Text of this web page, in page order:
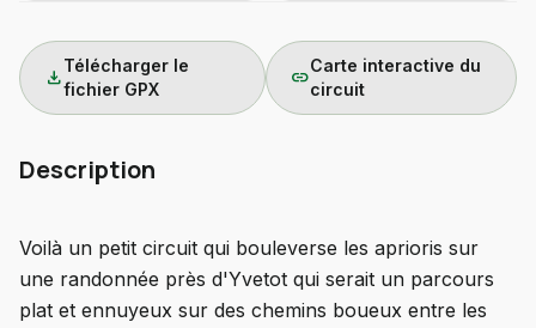
download
Télécharger le
fichier GPX
link
Carte interactive du
circuit
Description
Voilà un petit circuit qui bouleverse les aprioris sur
une randonnée près d'Yvetot qui serait un parcours
plat et ennuyeux sur des chemins boueux entre les